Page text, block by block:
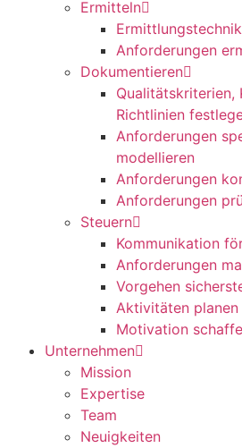
Ermitteln
Anforderungen
Dokumentieren
Qualitätskriterien,
Richtlinien
Anforderungen
modellieren
Anforderungen
Anforderungen
Steuern
Kommunikation
Anforderungen
Vorgehen
Aktivitäten planen
Motivation
Unternehmen
Mission
Expertise
Team
Neuigkeiten